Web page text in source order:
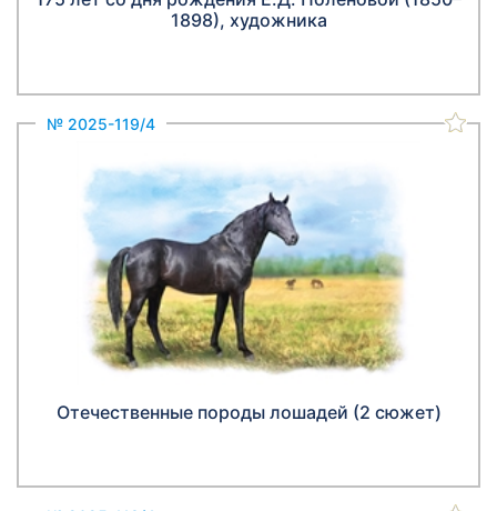
1898), художника
№ 2025-119/4
Отечественные породы лошадей (2 сюжет)